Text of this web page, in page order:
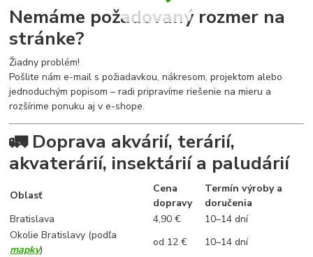
Nemáme požadovaný rozmer na
stránke?
Žiadny problém!
Pošlite nám e-mail s požiadavkou, nákresom, projektom alebo
jednoduchým popisom – radi pripravíme riešenie na mieru a
rozšírime ponuku aj v e-shope.
🚛 Doprava akvárií, terárií,
akvaterárií, insektárií a paludárií
Oblasť
Cena
dopravy
Termín výroby a
doručenia
Bratislava
4,90 €
10–14 dní
Okolie Bratislavy (podľa
mapky)
od 12 €
10–14 dní